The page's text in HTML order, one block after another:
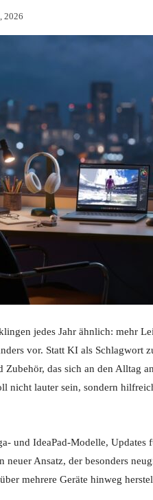
2026
jedes Jahr ähnlich: mehr
vor. Statt KI als Schlagwort
Zubehör, das sich an den Alltag
nicht lauter sein, sondern
und IdeaPad-Modelle,
neuer Ansatz, der besonders
mehrere Geräte hinweg